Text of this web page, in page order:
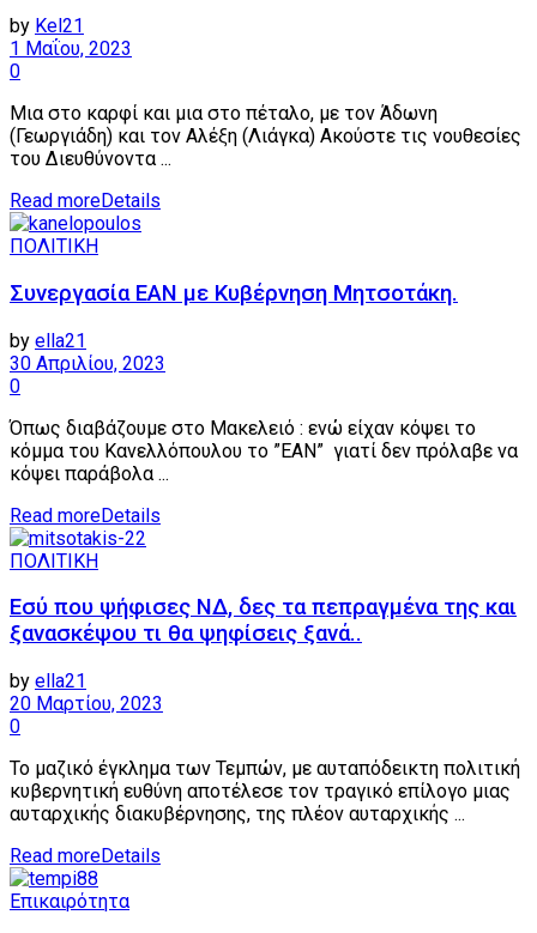
by Kel21
1 Μαΐου, 2023
0
Μια στο καρφί και μια στο πέταλο, με τον Άδωνη
(Γεωργιάδη) και τον Αλέξη (Λιάγκα) Ακούστε τις νουθεσίες
του Διευθύνοντα ...
Read moreDetails
ΠΟΛΙΤΙΚΗ
Συνεργασία ΕΑΝ με Κυβέρνηση Μητσοτάκη.
by ella21
30 Απριλίου, 2023
0
Όπως διαβάζουμε στο Μακελειό : ενώ είχαν κόψει το
κόμμα του Κανελλόπουλου το ”ΕΑΝ” γιατί δεν πρόλαβε να
κόψει παράβολα ...
Read moreDetails
ΠΟΛΙΤΙΚΗ
Εσύ που ψήφισες ΝΔ, δες τα πεπραγμένα της και
ξανασκέψου τι θα ψηφίσεις ξανά..
by ella21
20 Μαρτίου, 2023
0
Το μαζικό έγκλημα των Τεμπών, με αυταπόδεικτη πολιτική
κυβερνητική ευθύνη αποτέλεσε τον τραγικό επίλογο μιας
αυταρχικής διακυβέρνησης, της πλέον αυταρχικής ...
Read moreDetails
Επικαιρότητα